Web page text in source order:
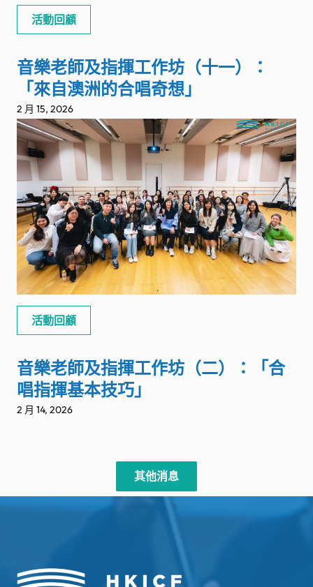
活動回顧
音樂老師及指揮工作坊（十一）：
「來自澳洲的合唱奇想」
2 月 15, 2026
活動回顧
音樂老師及指揮工作坊（二）：「合
唱指揮基本技巧」
2 月 14, 2026
其他消息